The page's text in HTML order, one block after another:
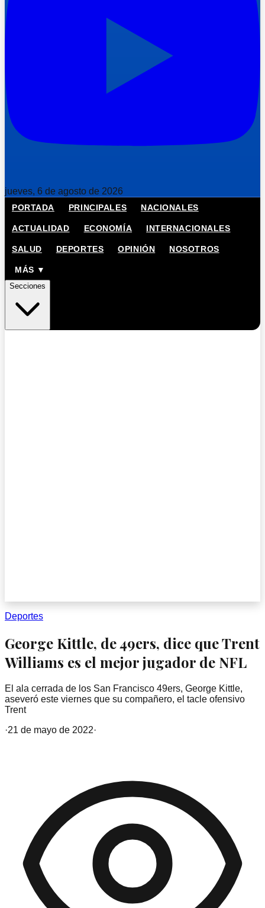
jueves, 6 de agosto de 2026
PORTADA PRINCIPALES NACIONALES
ACTUALIDAD ECONOMÍA INTERNACIONALES
SALUD DEPORTES OPINIÓN NOSOTROS
MÁS ▼
Secciones
Deportes
George Kittle, de 49ers, dice que Trent
Williams es el mejor jugador de NFL
El ala cerrada de los San Francisco 49ers, George Kittle,
aseveró este viernes que su compañero, el tacle ofensivo
Trent
·21 de mayo de 2022·